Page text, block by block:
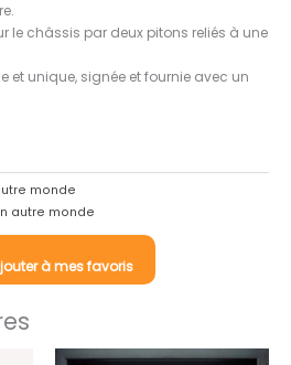
le châssis par deux pitons reliés à une
et unique, signée et fournie avec un
monde
autre monde
à mes favoris